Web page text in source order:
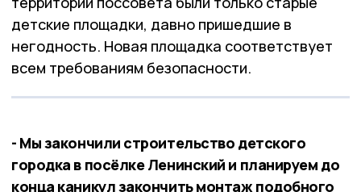
детские площадки, давно пришедшие в
негодность. Новая площадка соответствует
всем требованиям безопасности.
- Мы закончили строительство детского
городка в посёлке Ленинский и планируем до
конца каникул закончить монтаж подобного